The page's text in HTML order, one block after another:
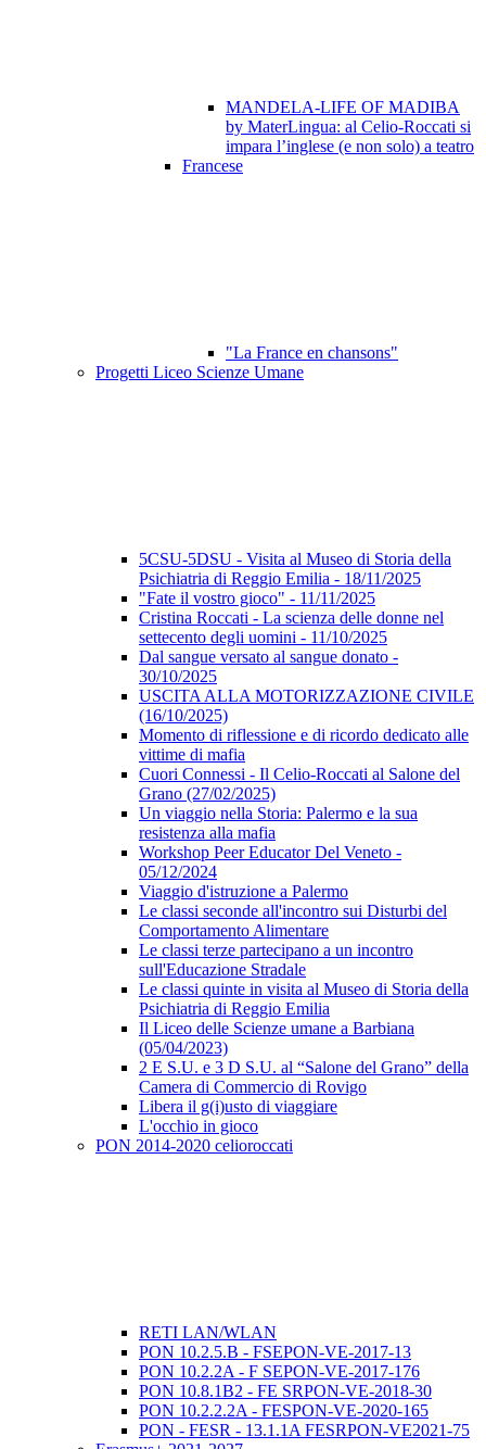
MANDELA-LIFE OF MADIBA
by MaterLingua: al Celio-Roccati si
impara l’inglese (e non solo) a teatro
Francese
"La France en chansons"
Progetti Liceo Scienze Umane
5CSU-5DSU - Visita al Museo di Storia della
Psichiatria di Reggio Emilia - 18/11/2025
"Fate il vostro gioco" - 11/11/2025
Cristina Roccati - La scienza delle donne nel
settecento degli uomini - 11/10/2025
Dal sangue versato al sangue donato -
30/10/2025
USCITA ALLA MOTORIZZAZIONE CIVILE
(16/10/2025)
Momento di riflessione e di ricordo dedicato alle
vittime di mafia
Cuori Connessi - Il Celio-Roccati al Salone del
Grano (27/02/2025)
Un viaggio nella Storia: Palermo e la sua
resistenza alla mafia
Workshop Peer Educator Del Veneto -
05/12/2024
Viaggio d'istruzione a Palermo
Le classi seconde all'incontro sui Disturbi del
Comportamento Alimentare
Le classi terze partecipano a un incontro
sull'Educazione Stradale
Le classi quinte in visita al Museo di Storia della
Psichiatria di Reggio Emilia
Il Liceo delle Scienze umane a Barbiana
(05/04/2023)
2 E S.U. e 3 D S.U. al “Salone del Grano” della
Camera di Commercio di Rovigo
Libera il g(i)usto di viaggiare
L'occhio in gioco
PON 2014-2020 celioroccati
RETI LAN/WLAN
PON 10.2.5.B - FSEPON-VE-2017-13
PON 10.2.2A - F SEPON-VE-2017-176
PON 10.8.1B2 - FE SRPON-VE-2018-30
PON 10.2.2.2A - FESPON-VE-2020-165
PON - FESR - 13.1.1A FESRPON-VE2021-75